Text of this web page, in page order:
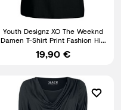
Youth Designz XO The Weeknd
Damen T-Shirt Print Fashion Hip
Hop Rap Musik Logo
19,90 €